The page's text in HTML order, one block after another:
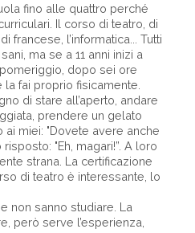
fino alle quattro perché
Il corso di teatro, di
francese, l’informatica... Tutti
ma se a 11 anni inizi a
dopo sei ore
fai proprio fisicamente.
di stare all’aperto, andare
prendere un gelato
ai miei: "Dovete avere anche
"Eh, magari!”. A loro
strana. La certificazione
di teatro è interessante, lo
non sanno studiare. La
però serve l’esperienza,